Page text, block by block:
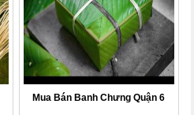
Mua Bán Banh Chưng Quận 6